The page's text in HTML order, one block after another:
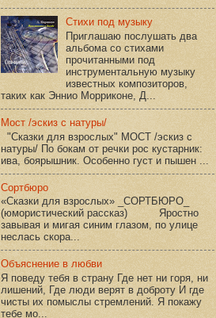
Стихи под музыку
Приглашаю послушать два
альбома со стихами
прочитанными под
инструментальную музыку
известных композиторов,
таких как Эннио Морриконе, Д...
Мост /эскиз с натуры/
"Сказки для взрослых" МОСТ /эскиз с
натуры/ По бокам от речки рос кустарник:
ива, боярышник. Особенно густ и пышен ...
Сортбюро
«Сказки для взрослых» _СОРТБЮРО_
(юмористический рассказ) Яростно
завывая и мигая синим глазом, по улице
неслась скора...
Объяснение в любви
Я поведу тебя в страну Где нет ни горя, ни
лишений, Где люди верят в доброту И где
чисты их помыслы стремлений. Я покажу
тебе мо...